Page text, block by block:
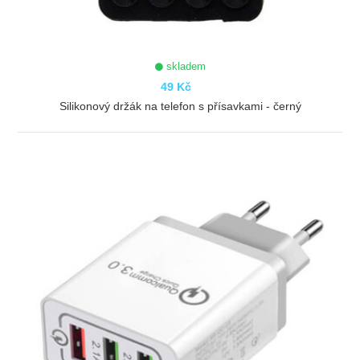
skladem
49 Kč
Silikonový držák na telefon s přísavkami - černý